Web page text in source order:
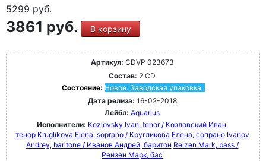
5299руб.
3861 руб. В корзину
Артикул: CDVP 023673
Состав: 2 CD
Состояние: Новое. Заводская упаковка.
Дата релиза: 16-02-2018
Лейбл: Aquarius
Исполнители: Kozlovsky Ivan, tenor / Козловский Иван,
тенор Kruglikova Elena, soprano / Кругликова Елена, сопрано Ivanov
Andrey, baritone / Иванов Андрей, баритон Reizen Mark, bass /
Рейзен Марк, бас